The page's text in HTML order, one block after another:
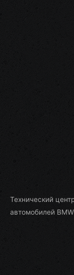
Технический
автомобилей